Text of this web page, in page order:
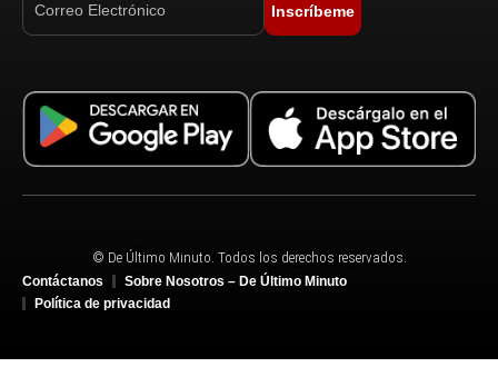
Inscríbeme
© De Último Minuto. Todos los derechos reservados.
Contáctanos
Sobre Nosotros – De Último Minuto
Política de privacidad